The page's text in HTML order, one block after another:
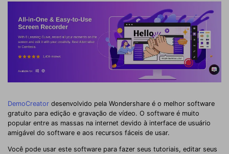
DemoCreator desenvolvido pela Wondershare é o melhor software
gratuito para edição e gravação de vídeo. O software é muito
popular entre as massas na internet devido à interface de usuário
amigável do software e aos recursos fáceis de usar.
Você pode usar este software para fazer seus tutoriais, editar seus